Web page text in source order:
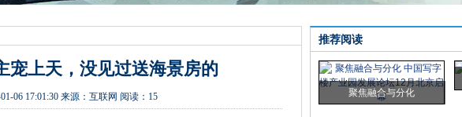
宠上天，没见过送海景房的
06 17:01:30来源： 互联网 阅读：15
推荐阅读
聚焦融合与分化